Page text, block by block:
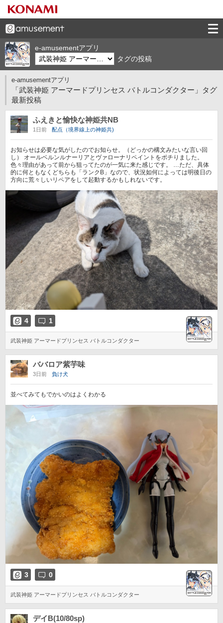
e-amusementアプリ
タグの投稿
e-amusementアプリ
「武装神姫 アーマードプリンセス バトルコンダクター」タグ
最新投稿
ふえきと愉快な神姫共NB
1日前 配点（境界線上の神姫共)
お知らせは必要な気がしたのでお知らせ。（どっかの構文みたいな言い回
し） オールベルンルナーリアとヴァローナリペイントをポチりました。
色々理由があって前から狙ってたのが一気に来た感じです。 …ただ、具体
的に何ともなくどちらも「ランクB」なので、状況如何によっては明後日の
方向に荒々しいリペアをして起動するかもしれないです。
4 1
武装神姫 アーマードプリンセス バトルコンダクター
ババロア紫芋味
3日前 負け犬
並べてみてもでかいのはよくわかる
3 0
武装神姫 アーマードプリンセス バトルコンダクター
デイB(10/80sp)